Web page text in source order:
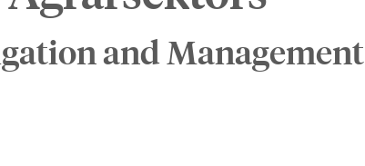
and Management